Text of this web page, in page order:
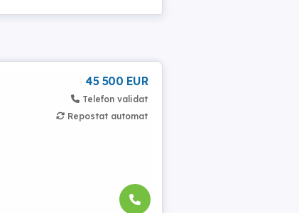
45 500 EUR
Telefon validat
Repostat automat